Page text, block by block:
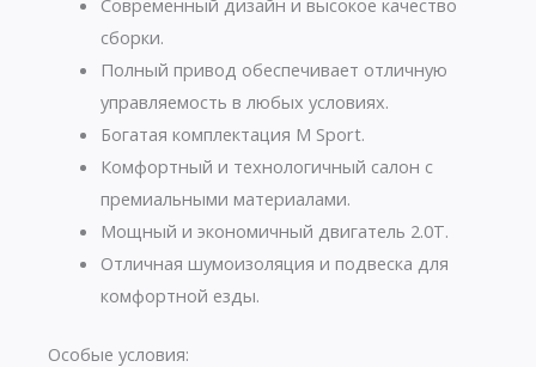
сборки.
Полный привод обеспечивает отличную
управляемость в любых условиях.
Богатая комплектация M Sport.
Комфортный и технологичный салон с
премиальными материалами.
Мощный и экономичный двигатель 2.0T.
Отличная шумоизоляция и подвеска для
комфортной езды.
Особые условия: